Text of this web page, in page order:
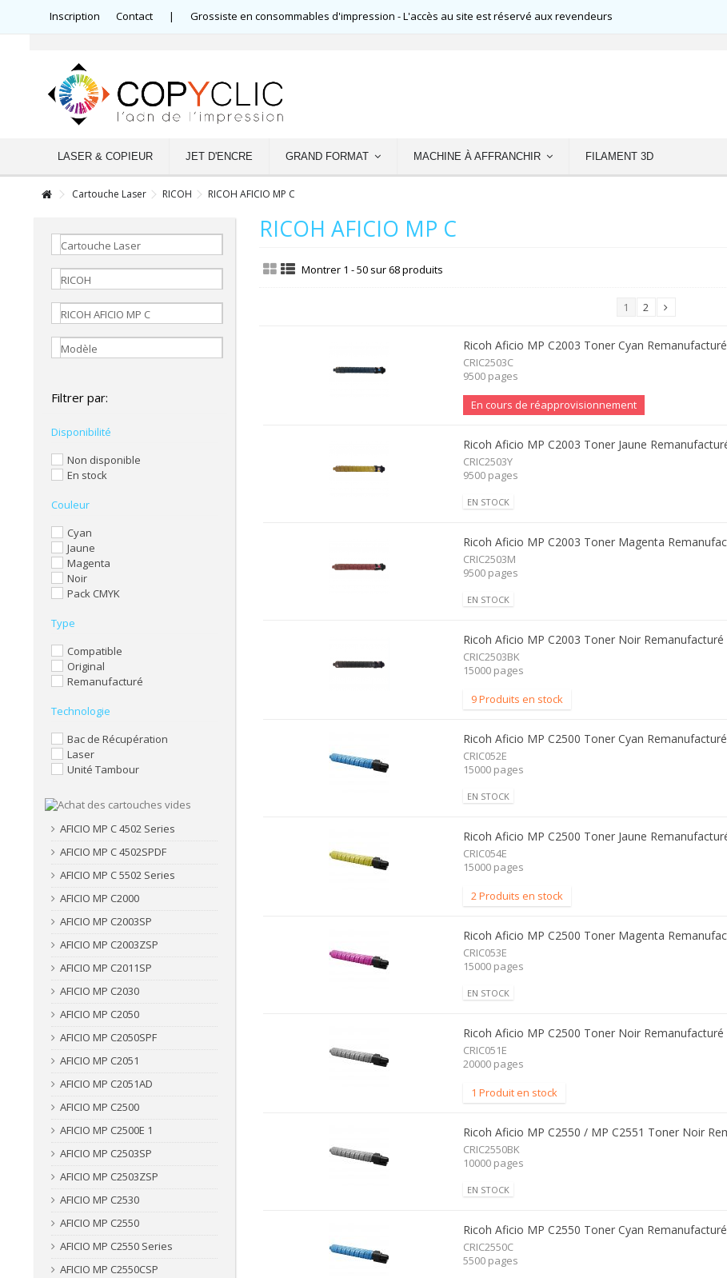
Inscription Contact | Grossiste en consommables d'impression - L'accès au site est réservé aux revendeurs
LASER & COPIEUR JET D'ENCRE GRAND FORMAT MACHINE À AFFRANCHIR FILAMENT 3D
Cartouche Laser RICOH RICOH AFICIO MP C
Cartouche Laser
RICOH
RICOH AFICIO MP C
Modèle
Filtrer par:
Disponibilité
Non disponible
En stock
Couleur
Cyan
Jaune
Magenta
Noir
Pack CMYK
Type
Compatible
Original
Remanufacturé
Technologie
Bac de Récupération
Laser
Unité Tambour
AFICIO MP C 4502 Series
AFICIO MP C 4502SPDF
AFICIO MP C 5502 Series
AFICIO MP C2000
AFICIO MP C2003SP
AFICIO MP C2003ZSP
AFICIO MP C2011SP
AFICIO MP C2030
AFICIO MP C2050
AFICIO MP C2050SPF
AFICIO MP C2051
AFICIO MP C2051AD
AFICIO MP C2500
AFICIO MP C2500E 1
AFICIO MP C2503SP
AFICIO MP C2503ZSP
AFICIO MP C2530
AFICIO MP C2550
AFICIO MP C2550 Series
AFICIO MP C2550CSP
RICOH AFICIO MP C
Montrer 1 - 50 sur 68 produits
1 2
Ricoh Aficio MP C2003 Toner Cyan Remanufacturé
CRIC2503C
9500 pages
En cours de réapprovisionnement
Ricoh Aficio MP C2003 Toner Jaune
CRIC2503Y
9500 pages
EN STOCK
Ricoh Aficio MP C2003 Toner Magenta
CRIC2503M
9500 pages
EN STOCK
Ricoh Aficio MP C2003 Toner Noir Remanufacturé
CRIC2503BK
15000 pages
9 Produits en stock
Ricoh Aficio MP C2500 Toner Cyan Remanufacturé
CRIC052E
15000 pages
EN STOCK
Ricoh Aficio MP C2500 Toner Jaune
CRIC054E
15000 pages
2 Produits en stock
Ricoh Aficio MP C2500 Toner Magenta
CRIC053E
15000 pages
EN STOCK
Ricoh Aficio MP C2500 Toner Noir Remanufacturé
CRIC051E
20000 pages
1 Produit en stock
Ricoh Aficio MP C2550 / MP C2551 Toner Noir
CRIC2550BK
10000 pages
EN STOCK
Ricoh Aficio MP C2550 Toner Cyan Remanufacturé
CRIC2550C
5500 pages